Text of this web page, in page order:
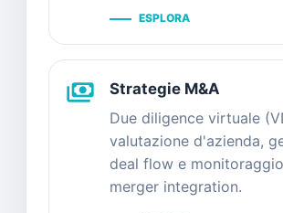
ESPLORA
payments
Strategie M&A
Due diligence virtuale
valutazione d'azienda,
deal flow e
merger integration.